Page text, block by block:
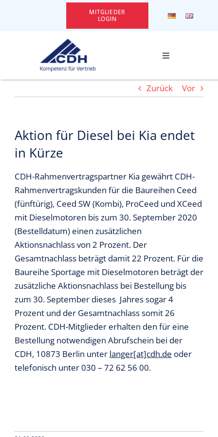
MITGLIEDER
LOGIN
Toggle
CDH Kennenlernen
Services
Events
News & Presse
Informationen für Vertriebsunternehmer
Mediathek
Über uns
Kontakt
Suche
Zurück Vor
Aktion für Diesel bei Kia endet
in Kürze
CDH-Rahmenvertragspartner Kia gewährt CDH-
Rahmenvertragskunden für die Baureihen Ceed
(fünftürig), Ceed SW (Kombi), ProCeed und XCeed
mit Dieselmotoren bis zum 30. September 2020
(Bestelldatum) einen zusätzlichen
Aktionsnachlass von 2 Prozent. Der
Gesamtnachlass beträgt damit 22 Prozent. Für die
Baureihe Sportage mit Dieselmotoren beträgt der
zusätzliche Aktionsnachlass bei Bestellung bis
zum 30. September dieses Jahres sogar 4
Prozent und der Gesamtnachlass somit 26
Prozent. CDH-Mitglieder erhalten den für eine
Bestellung notwendigen Abrufschein bei der
CDH, 10873 Berlin unter langer[at]cdh.de oder
telefonisch unter 030 – 72 62 56 00.